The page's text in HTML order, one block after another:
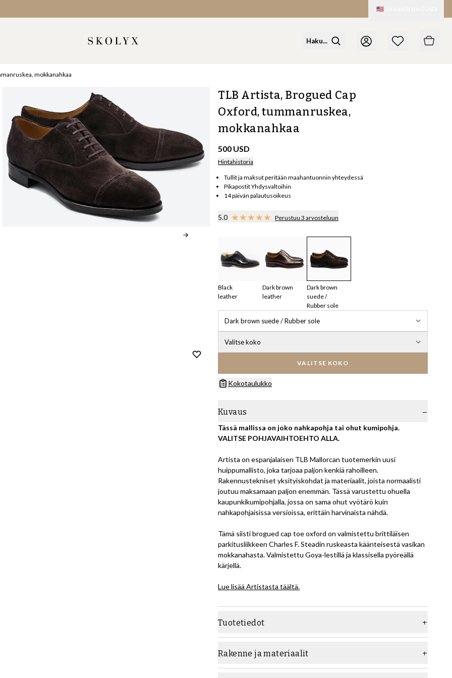
🇺🇸
mokkanahkaa
TLB Artista, Brogued Cap
Oxford, tummanruskea,
mokkanahkaa
500 USD
Hintahistoria
Tullit ja maksut peritään maahantuonnin yhteydessä
Pikapostit Yhdysvaltoihin
14 päivän palautusoikeus
5.0 Perustuu 3 arvosteluun
Black
leather
Dark brown
leather
Dark brown
suede /
Rubber sole
Dark brown suede / Rubber sole
Valitse koko
VALITSE KOKO
Kokotaulukko
Kuvaus
Tässä mallissa on joko nahkapohja tai ohut kumipohja.
VALITSE POHJAVAIHTOEHTO ALLA.
Artista on espanjalaisen TLB Mallorcan tuotemerkin uusi
huippumallisto, joka tarjoaa paljon kenkiä rahoilleen.
Rakennustekniset yksityiskohdat ja materiaalit, joista normaalisti
joutuu maksamaan paljon enemmän. Tässä varustettu ohuella
kaupunkikumipohjalla, jossa on sama ohut vyötärö kuin
nahkapohjaisissa versioissa, erittäin harvinaista nähdä.
Tämä siisti brogued cap toe oxford on valmistettu brittiläisen
parkitusliikkeen Charles F. Steadin ruskeasta käänteisestä vasikan
mokkanahasta. Valmistettu Goya-lestillä ja klassisella pyöreällä
kärjellä.
Lue lisää Artistasta täältä.
Tuotetiedot
Rakenne ja materiaalit
Rakentaminen: